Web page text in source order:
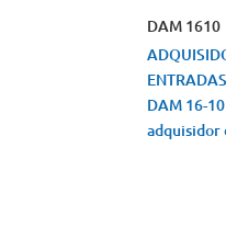
DAM 1610
DAM 16-
adquisidor